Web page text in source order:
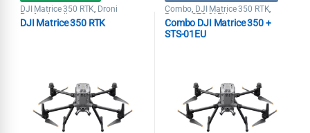
DJI Matrice 350 RTK, Droni
Professionali
DJI Matrice 350 RTK
Combo, DJI Matrice 350 RTK,
Promo STS-01EU
Combo DJI Matrice 350 +
STS-01EU